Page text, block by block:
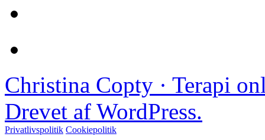
Christina Copty · Terapi
Drevet af WordPress.
Privatlivspolitik Cookiepolitik